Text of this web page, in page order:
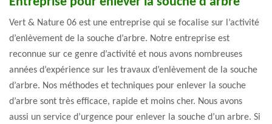
Vert & Nature 06 est une entreprise qui se focalise sur l’activité
d’enlèvement de la souche d’arbre. Notre entreprise est
reconnue sur ce genre d’activité et nous avons nombreuses
années d’expérience sur les travaux d’enlèvement de la souche
d’arbre. Nos méthodes et techniques pour enlever la souche
d’arbre sont très efficace, rapide et moins cher. Nous avons
aussi un service d’urgence pour enlever la souche d’un arbre. Si